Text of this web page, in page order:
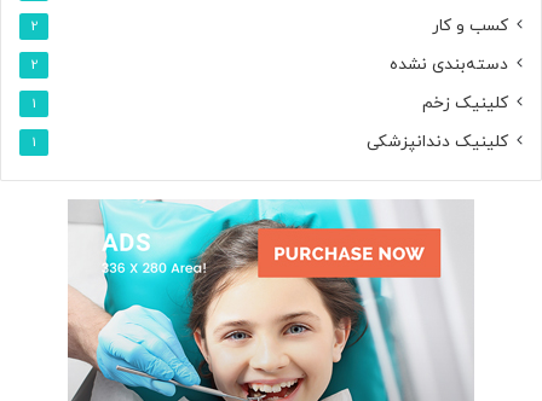
کسب و کار 2
دسته‌بندی نشده 2
کلینیک زخم 1
کلینیک دندانپزشکی 1